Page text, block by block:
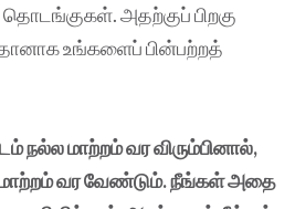
தொடங்குகள். அதற்குப் பிறகு
உங்களைப் பின்பற்றத்
நல்ல மாற்றம் வர விரும்பினால்,
வர வேண்டும். நீங்கள் அதை